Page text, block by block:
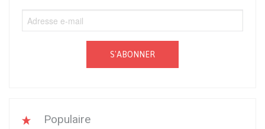
S'ABONNER
Populaire